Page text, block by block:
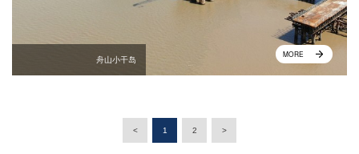
舟山小干岛 MORE
< 1 2 >